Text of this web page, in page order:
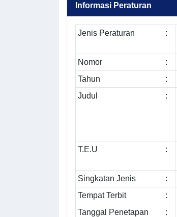
Informasi Peraturan
Jenis Peraturan :
Nomor
:
Tahun
:
Judul
:
T.E.U
:
Singkatan Jenis
:
Tempat Terbit
:
Tanggal Penetapan
: